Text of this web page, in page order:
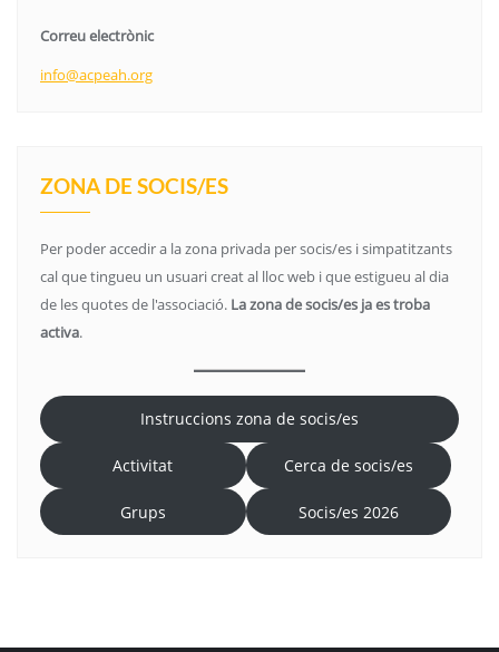
Correu electrònic
info@acpeah.org
ZONA DE SOCIS/ES
Per poder accedir a la zona privada per socis/es i simpatitzants
cal que tingueu un usuari creat al lloc web i que estigueu al dia
de les quotes de l'associació. La zona de socis/es ja es troba
activa.
Instruccions zona de socis/es
Activitat Cerca de socis/es
Grups Socis/es 2026